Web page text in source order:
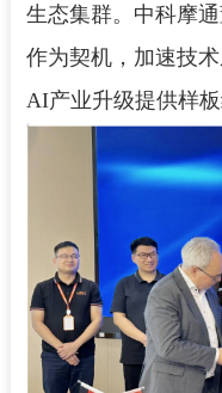
生态集群。中科摩
作为契机，加速技
AI产业升级提供样板